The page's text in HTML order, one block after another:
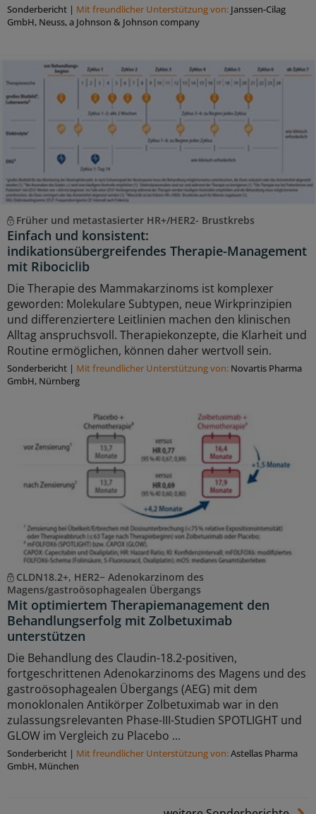
Sonderbericht | Mit freundlicher Unterstützung von: Janssen-Cilag
GmbH, Neuss, a Johnson & Johnson company
Früher und metastasierter HR+/HER2- Brustkrebs
Einfach und konsistent:
indikationsübergreifendes Therapie-Management
mit Ribociclib
Die Therapie des Mammakarzinoms ist komplexer
geworden: Molekulare Subtypen, neue Wirkprinzipien
und differenziertere Leitlinien machen den klinischen
Alltag anspruchsvoll. Therapiekonzepte, die Klarheit und
Routine ermöglichen, können daher wertvoll sein.
Sonderbericht | Mit freundlicher Unterstützung von: Novartis Pharma
GmbH, Nürnberg
CLDN18.2+, HER2− Adenokarzinom des
Magens/gastroösophagealen Übergangs
Mit optimiertem Therapiemanagement den
Behandlungserfolg mit Zolbetuximab
unterstützen
Die Behandlung des Claudin-18.2-positiven,
fortgeschrittenen Adenokarzinoms des Magens und des
gastroösophagealen Übergangs (AEG) mit dem
monoklonalen Antikörper Zolbetuximab war in den
zulassungsrelevanten Phase-III-Studien SPOTLIGHT und
GLOW im Vergleich zu Placebo ...
Sonderbericht | Mit freundlicher Unterstützung von:Astellas Pharma
GmbH, München